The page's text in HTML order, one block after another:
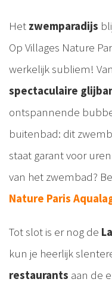
Het zwemparadijs
Op Villages Nature
werkelijk subliem!
spectaculaire
ontspannende
buitenbad: dit
staat garant voor
van het zwembad?
Nature Paris
Tot slot is er nog de
kun je heerlijk
restaurants aan de